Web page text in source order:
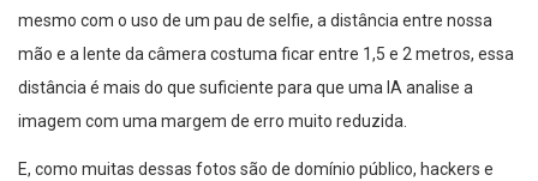
mesmo com o uso de um pau de selfie, a distância entre nossa
mão e a lente da câmera costuma ficar entre 1,5 e 2 metros, essa
distância é mais do que suficiente para que uma IA analise a
imagem com uma margem de erro muito reduzida.
E, como muitas dessas fotos são de domínio público, hackers e